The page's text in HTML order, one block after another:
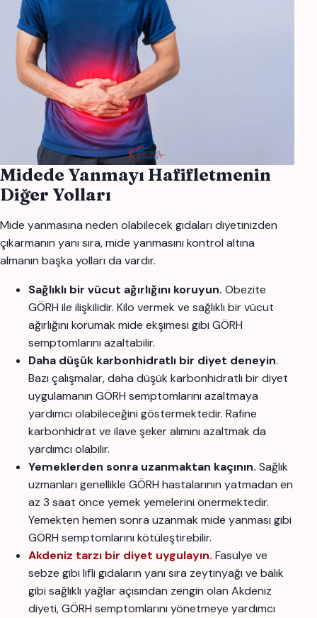
Midede Yanmayı Hafifletmenin
Diğer Yolları
Mide yanmasına neden olabilecek gıdaları diyetinizden
çıkarmanın yanı sıra, mide yanmasını kontrol altına
almanın başka yolları da vardır.
Sağlıklı bir vücut ağırlığını koruyun. Obezite
GÖRH ile ilişkilidir. Kilo vermek ve sağlıklı bir vücut
ağırlığını korumak mide ekşimesi gibi GÖRH
semptomlarını azaltabilir.
Daha düşük karbonhidratlı bir diyet deneyin.
Bazı çalışmalar, daha düşük karbonhidratlı bir diyet
uygulamanın GÖRH semptomlarını azaltmaya
yardımcı olabileceğini göstermektedir. Rafine
karbonhidrat ve ilave şeker alımını azaltmak da
yardımcı olabilir.
Yemeklerden sonra uzanmaktan kaçının. Sağlık
uzmanları genellikle GÖRH hastalarının yatmadan en
az 3 saat önce yemek yemelerini önermektedir.
Yemekten hemen sonra uzanmak mide yanması gibi
GÖRH semptomlarını kötüleştirebilir.
Akdeniz tarzı bir diyet uygulayın. Fasulye ve
sebze gibi lifli gıdaların yanı sıra zeytinyağı ve balık
gibi sağlıklı yağlar açısından zengin olan Akdeniz
diyeti, GÖRH semptomlarını yönetmeye yardımcı